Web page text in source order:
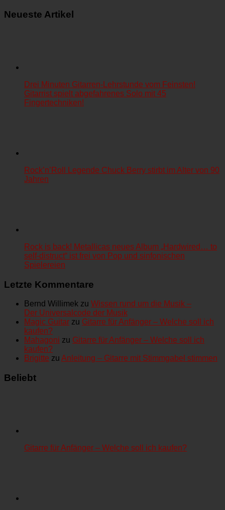
Neueste Artikel
Drei Minuten Gitarren-Lehrstunde vom Feinsten!
Gitarrist spielt abgefahrenes Solo mit 45
Fingertechniken!
Rock’n’Roll Legende Chuck Berry stirbt im Alter von 90
Jahren
Rock is back! Metallicas neues Album „Hardwired… to
self-distruct“ ist frei von Pop und sinfonischen
Spielereien
Letzte Kommentare
Bernd Willimek zu Wissen rund um die Musik –
Der Universalcode der Musik
Magic Guitar zu Gitarre für Anfänger – Welche soll ich
kaufen?
Mahagoni zu Gitarre für Anfänger – Welche soll ich
kaufen?
Brigitte zu Anleitung – Gitarre mit Stimmgabel stimmen
Beliebt
Gitarre für Anfänger – Welche soll ich kaufen?